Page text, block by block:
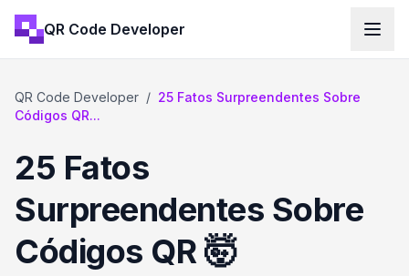
QR Code Developer
QR Code Developer / 25 Fatos Surpreendentes Sobre
Códigos QR...
25 Fatos
Surpreendentes Sobre
Códigos QR 🤯